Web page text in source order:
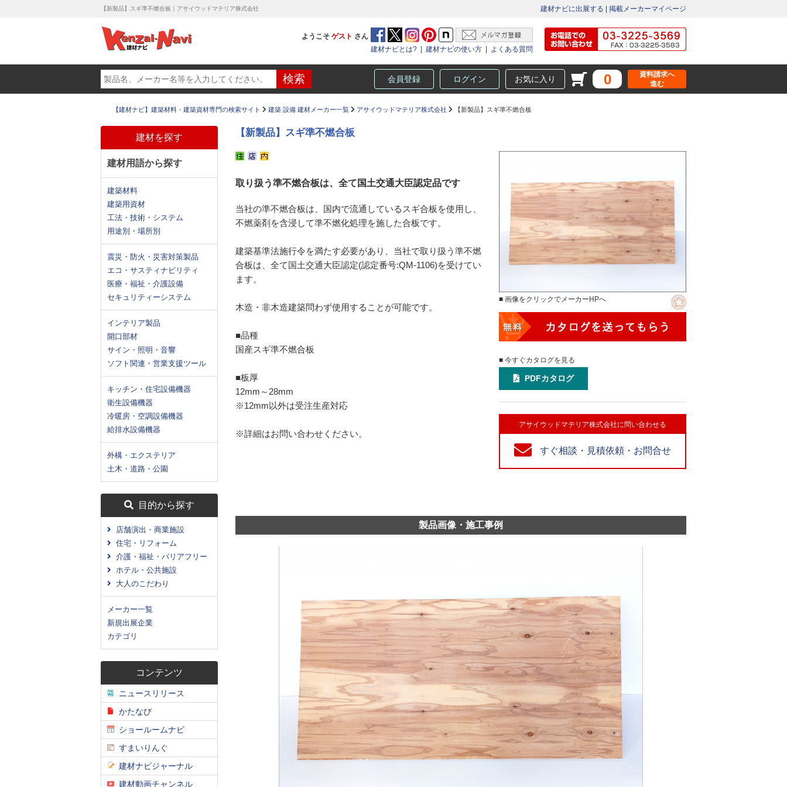
【新製品】スギ準不燃合板｜アサイウッドマテリア株式会社 建材ナビに出展する 掲載メーカーマイページ
ようこそ ゲスト さん
建材ナビとは?
建材ナビの使い方 よくある質問
会員登録 ログイン お気に入り 0
資料請求へ
進む
【建材ナビ】建築材料・建築資材専門の検索サイト 建築 設備 建材メーカー一覧 アサイウッドマテリア株式会社 【新製品】スギ準不燃合板
建材を探す
建材用語から探す
建築材料
建築用資材
工法・技術・システム
用途別・場所別
震災・防火・災害対策製品
エコ・サスティナビリティ
医療・福祉・介護設備
セキュリティーシステム
インテリア製品
開口部材
サイン・照明・音響
ソフト関連・営業支援ツール
キッチン・住宅設備機器
衛生設備機器
冷暖房・空調設備機器
給排水設備機器
外構・エクステリア
土木・道路・公園
目的から探す
店舗演出・商業施設
住宅・リフォーム
介護・福祉・バリアフリー
ホテル・公共施設
大人のこだわり
メーカー一覧
新規出展企業
カテゴリ
コンテンツ
ニュースリリース
かたなび
ショールームナビ
すまいりんぐ
建材ナビジャーナル
建材動画チャンネル
【新製品】スギ準不燃合板
取り扱う準不燃合板は、全て国土交通大臣認定品です
当社の準不燃合板は、国内で流通しているスギ合板を使用し、
不燃薬剤を含浸して準不燃化処理を施した合板です。
建築基準法施行令を満たす必要があり、当社で取り扱う準不燃
合板は、全て国土交通大臣認定(認定番号:QM-1106)を受けてい
ます。
木造・非木造建築問わず使用することが可能です。
■品種
国産スギ準不燃合板
■板厚
12mm～28mm
※12mm以外は受注生産対応
※詳細はお問い合わせください。
■ 画像をクリックでメーカーHPへ
■ 今すぐカタログを見る
PDFカタログ
アサイウッドマテリア株式会社に問い合わせる
すぐ相談・見積依頼・お問合せ
製品画像・施工事例